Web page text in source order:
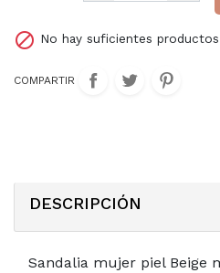
 No hay suficientes
COMPARTIR
DESCRIPCIÓN
Sandalia mujer piel Beige